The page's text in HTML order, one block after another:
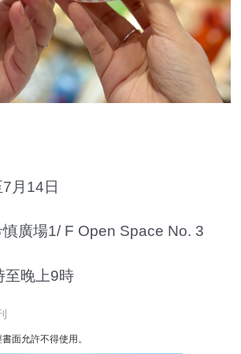
月14日
廣場1/ F Open Space No. 3
至晚上9時
面允許不得使用。